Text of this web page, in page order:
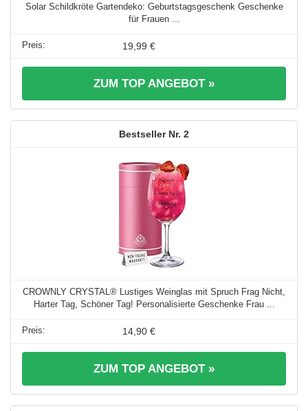
Solar Schildkröte Gartendeko: Geburtstagsgeschenk Geschenke
für Frauen ...
19,99 €
ZUM TOP ANGEBOT »
2
CROWNLY CRYSTAL® Lustiges Weinglas mit Spruch Frag Nicht,
Harter Tag, Schöner Tag! Personalisierte Geschenke Frau ...
14,90 €
ZUM TOP ANGEBOT »